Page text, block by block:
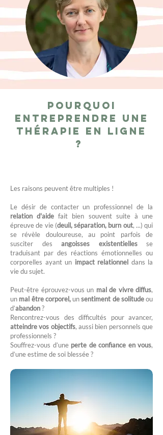
Pourquoi
entreprendre une
thérapie en ligne
?
Les raisons peuvent être multiples !
Le désir de contacter un professionnel de la
relation d'aide fait bien souvent suite à une
épreuve de vie (deuil, séparation, burn out, ...) qui
se révèle douloureuse, au point parfois de
susciter des angoisses existentiellesse
traduisant par des réactions émotionnelles ou
corporelles ayant un impact relationnel dans la
vie du sujet.
Peut-être éprouvez-vous un mal de vivre diffus,
un mal être corporel,unsentiment de solitudeou
d’abandon?
Rencontrez-vous des difficultés pour avancer,
atteindre vos objectifs, aussi bien personnels que
professionnels ?
Souffrez-vous d’une perte de confiance en vous,
d’une estime de soi blessée ?​​